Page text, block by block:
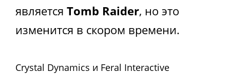
является Tomb Raider, но это
изменится в скором времени.
Crystal Dynamics и Feral Interactive